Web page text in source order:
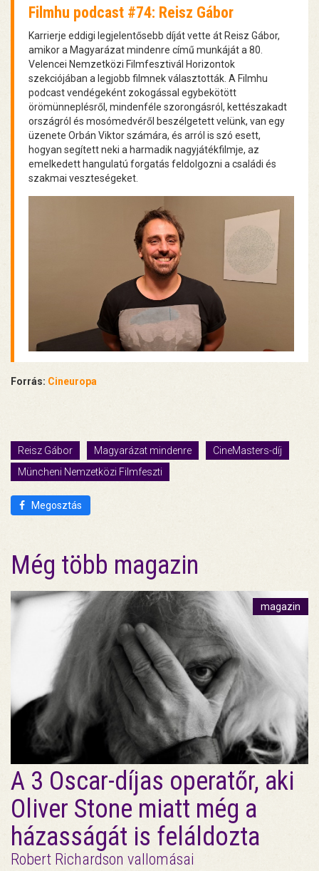
Filmhu podcast #74: Reisz Gábor
Karrierje eddigi legjelentősebb díját vette át Reisz Gábor,
amikor a Magyarázat mindenre című munkáját a 80.
Velencei Nemzetközi Filmfesztivál Horizontok
szekciójában a legjobb filmnek választották. A Filmhu
podcast vendégeként zokogással egybekötött
örömünneplésről, mindenféle szorongásról, kettészakadt
országról és mosómedvéről beszélgetett velünk, van egy
üzenete Orbán Viktor számára, és arról is szó esett,
hogyan segített neki a harmadik nagyjátékfilmje, az
emelkedett hangulatú forgatás feldolgozni a családi és
szakmai veszteségeket.
Forrás: Cineuropa
Reisz Gábor Magyarázat mindenre
CineMasters-díj
Müncheni Nemzetközi Filmfeszti
Megosztás
Még több magazin
magazin
A 3 Oscar-díjas operatőr, aki
Oliver Stone miatt még a
házasságát is feláldozta
Robert Richardson vallomásai